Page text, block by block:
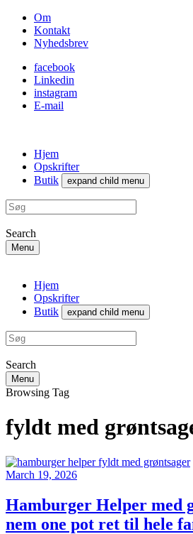
Om
Kontakt
Nyhedsbrev
facebook
Linkedin
instagram
E-mail
Hjem
Opskrifter
Butik
expand child menu
Search
Menu
Hjem
Opskrifter
Butik
expand child menu
Search
Menu
Browsing Tag
fyldt med
March 19, 2026
Hamburger Helper med
nem one pot ret til hele